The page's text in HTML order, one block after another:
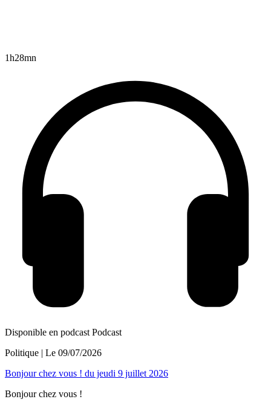
1h28mn
Disponible en podcast Podcast
Politique | Le 09/07/2026
Bonjour chez vous ! du jeudi 9 juillet 2026
Bonjour chez vous !